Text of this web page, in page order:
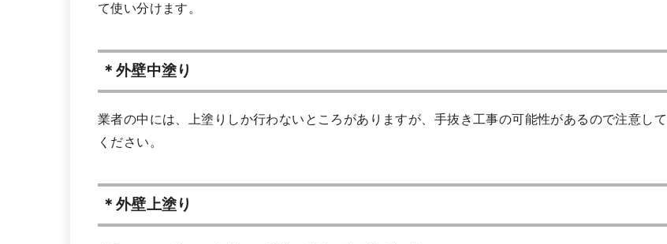
て使い分けます。
＊外壁中塗り
業者の中には、上塗りしか行わないところがありますが、手抜き工事の可能性があるので注意して
ください。
＊外壁上塗り